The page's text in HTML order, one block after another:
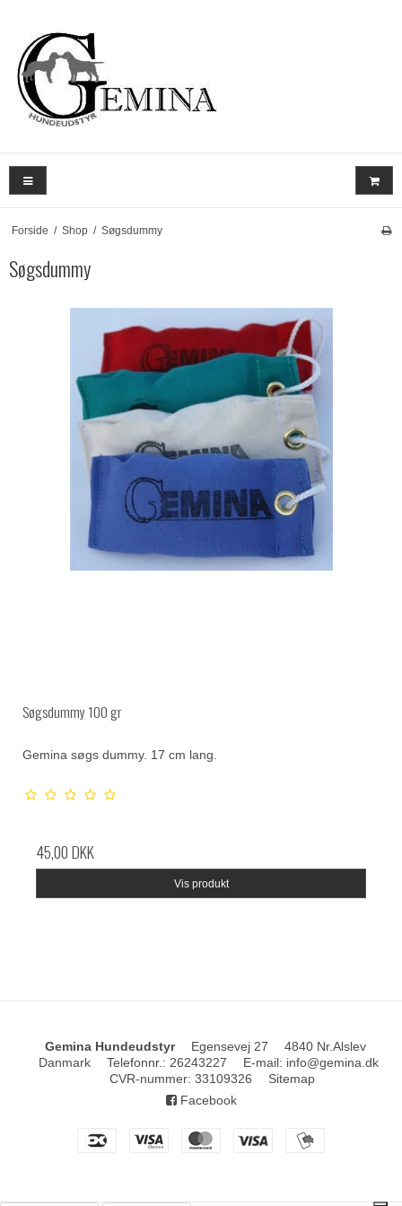
Forside / Shop / Søgsdummy
Søgsdummy
Søgsdummy 100 gr
Gemina søgs dummy. 17 cm lang.
45,00 DKK
Vis produkt
Gemina Hundeudstyr Egensevej 27
4840 Nr.Alslev
Danmark
Telefonnr.: 26243227 E-mail: info@gemina.dk
CVR-nummer: 33109326
Sitemap
Facebook